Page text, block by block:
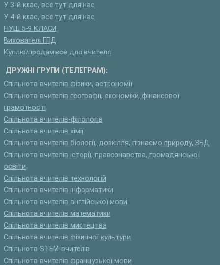
У 3-й клас, все тут для нас
У 4-й клас, все тут для нас
НУШ 5-9 КЛАСИ
Вихователі ГПД
Куплю/продам:все для вчителя
ДРУЖНІ ГРУПИ (ТЕЛЕГРАМ):
Спільнота вчителів фізики, астрономії
Спільнота вчителів географії, економіки, фінансової
грамотності
Спільнота вчителів-філологів
Спільнота вчителів хімії
Спільнота вчителів біології, довкілля, пізнаємо природу, ЗБД
Спільнота вчителів історії, правознавства, громадянської
освіти
Спільнота вчителів технологій
Спільнота вчителів інформатики
Спільнота вчителів англійської мови
Спільнота вчителів математики
Спільнота вчителів мистецтва
Спільнота вчителів фізичної культури
Спільнота STEM-вчителів
Спільнота вчителів французької мови